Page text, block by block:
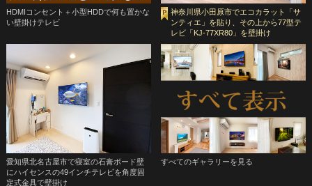
HDMIコンセント＋小型HDDで何も置かな
い壁掛けテレビ
神奈川県小田原市でエコカラット「サ
ンティエ」を貼り、その上から77型テ
レビ「KJ-77XR80」を壁掛け
愛知県北名古屋市で寝室の石膏ボード壁
にハイセンスの49インチテレビを角度固
定式金具で壁掛け
すべてのギャラリーを見る